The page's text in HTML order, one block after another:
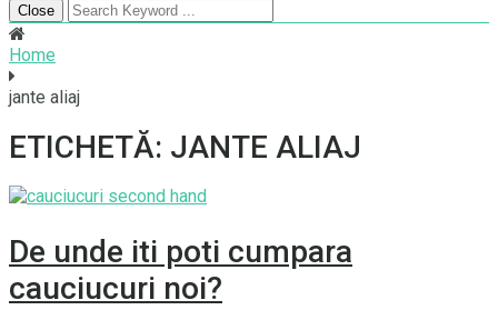
Close
Home
jante aliaj
ETICHETĂ: JANTE ALIAJ
De unde iti poti cumpara
cauciucuri noi?